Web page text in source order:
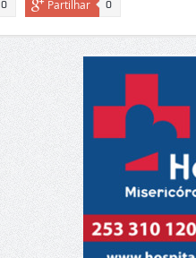
0 Partilhar 0